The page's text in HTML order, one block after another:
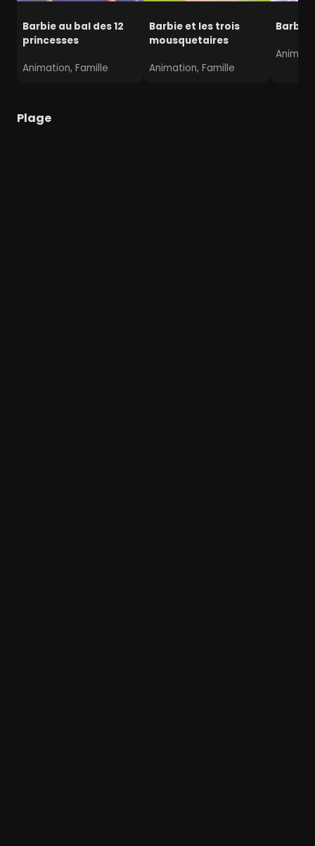
Barbie au bal des 12
princesses
Animation, Famille
Barbie et les trois
mousquetaires
Animation, Famille
Barbie
Plage